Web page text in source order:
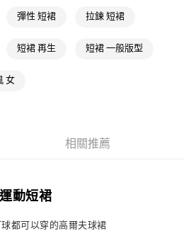
上)免運費
上)免運費
彈性 短裙 拉鍊 短裙
短裙 再生 短裙 一般版型
女
相關推薦
運動短裙
都可以穿的高爾夫球裙